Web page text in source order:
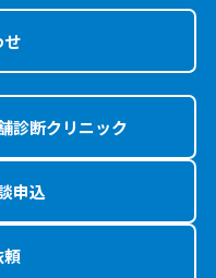
せ
診断クリニック
申込
頼